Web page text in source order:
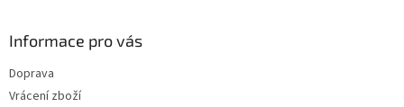
Informace pro vás
Doprava
Vrácení zboží